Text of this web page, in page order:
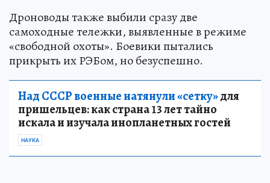
Дроноводы также выбили сразу две
самоходные тележки, выявленные в режиме
«свободной охоты». Боевики пытались
прикрыть их РЭБом, но безуспешно.
Над СССР военные натянули «сетку»для
пришельцев: как страна 13 лет тайно
искала и изучала инопланетных гостей
НАУКА